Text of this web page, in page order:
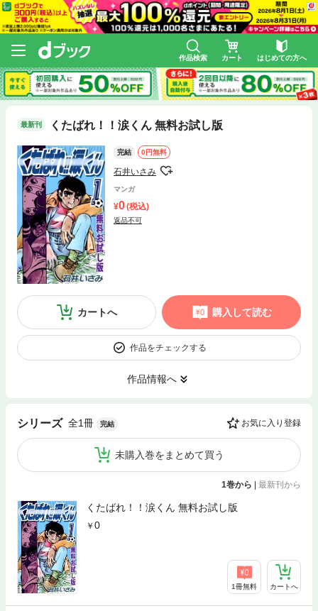
作品検索 カート はじめての方へ
最新刊 くたばれ！！涙くん 無料お試し版
完結 0円無料
石井いさみ
マンガ
0(税込)
返品不可
カートへ 購入して読む
作品をチェックする
作品情報へ
シリーズ 全1冊 完結 お気に入り登録
未購入巻をまとめて買う
1巻から 最新刊から
くたばれ！！涙くん 無料お試し版
0
1冊無料 カートへ